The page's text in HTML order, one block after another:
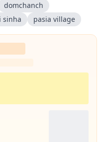
domchanch
sinha
pasia village